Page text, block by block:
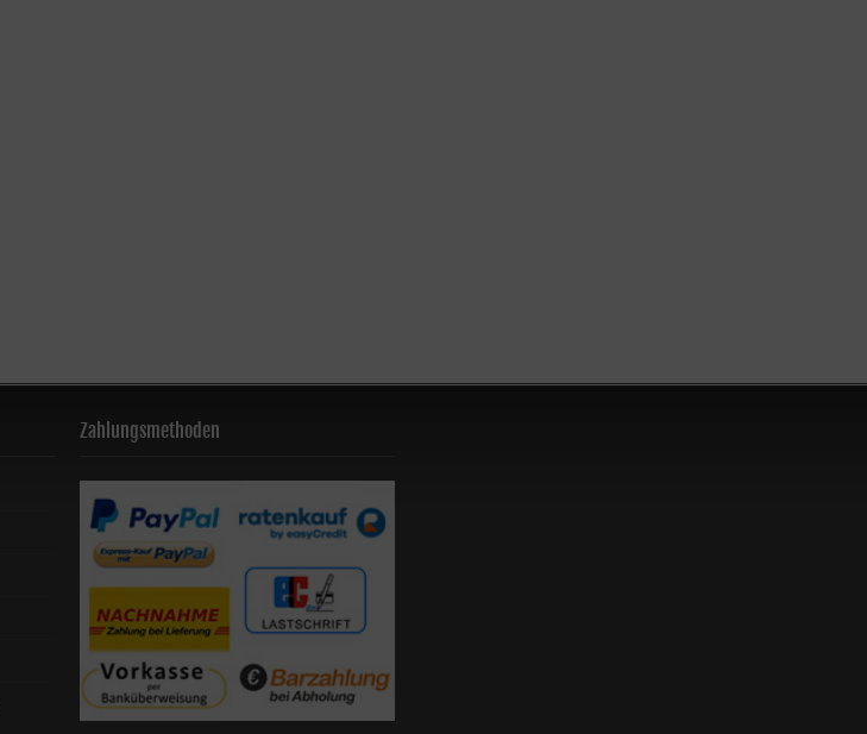
Zahlungsmethoden